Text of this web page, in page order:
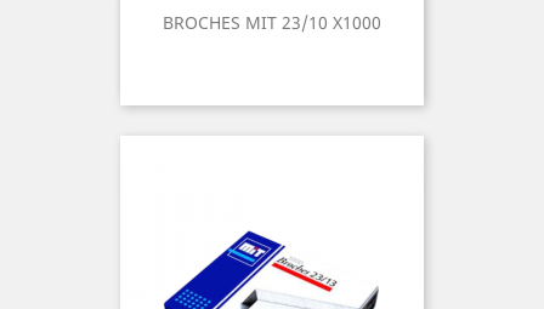
BROCHES MIT 23/10 X1000